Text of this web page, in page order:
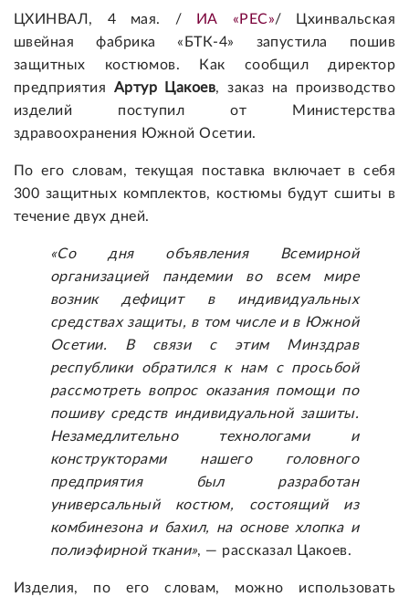
ЦХИНВАЛ, 4 мая. / ИА «РЕС»/ Цхинвальская
швейная фабрика «БТК-4» запустила пошив
защитных костюмов. Как сообщил директор
предприятия Артур Цакоев, заказ на производство
изделий поступил от Министерства
здравоохранения Южной Осетии.
По его словам, текущая поставка включает в себя
300 защитных комплектов, костюмы будут сшиты в
течение двух дней.
«Со дня объявления Всемирной
организацией пандемии во всем мире
возник дефицит в индивидуальных
средствах защиты, в том числе и в Южной
Осетии. В связи с этим Минздрав
республики обратился к нам с просьбой
рассмотреть вопрос оказания помощи по
пошиву средств индивидуальной зашиты.
Незамедлительно технологами и
конструкторами нашего головного
предприятия был разработан
универсальный костюм, состоящий из
комбинезона и бахил, на основе хлопка и
полиэфирной ткани», — рассказал Цакоев.
Изделия, по его словам, можно использовать